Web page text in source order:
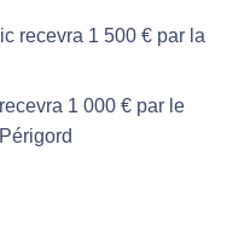
recevra 1 500 € par la
1 000 € par le